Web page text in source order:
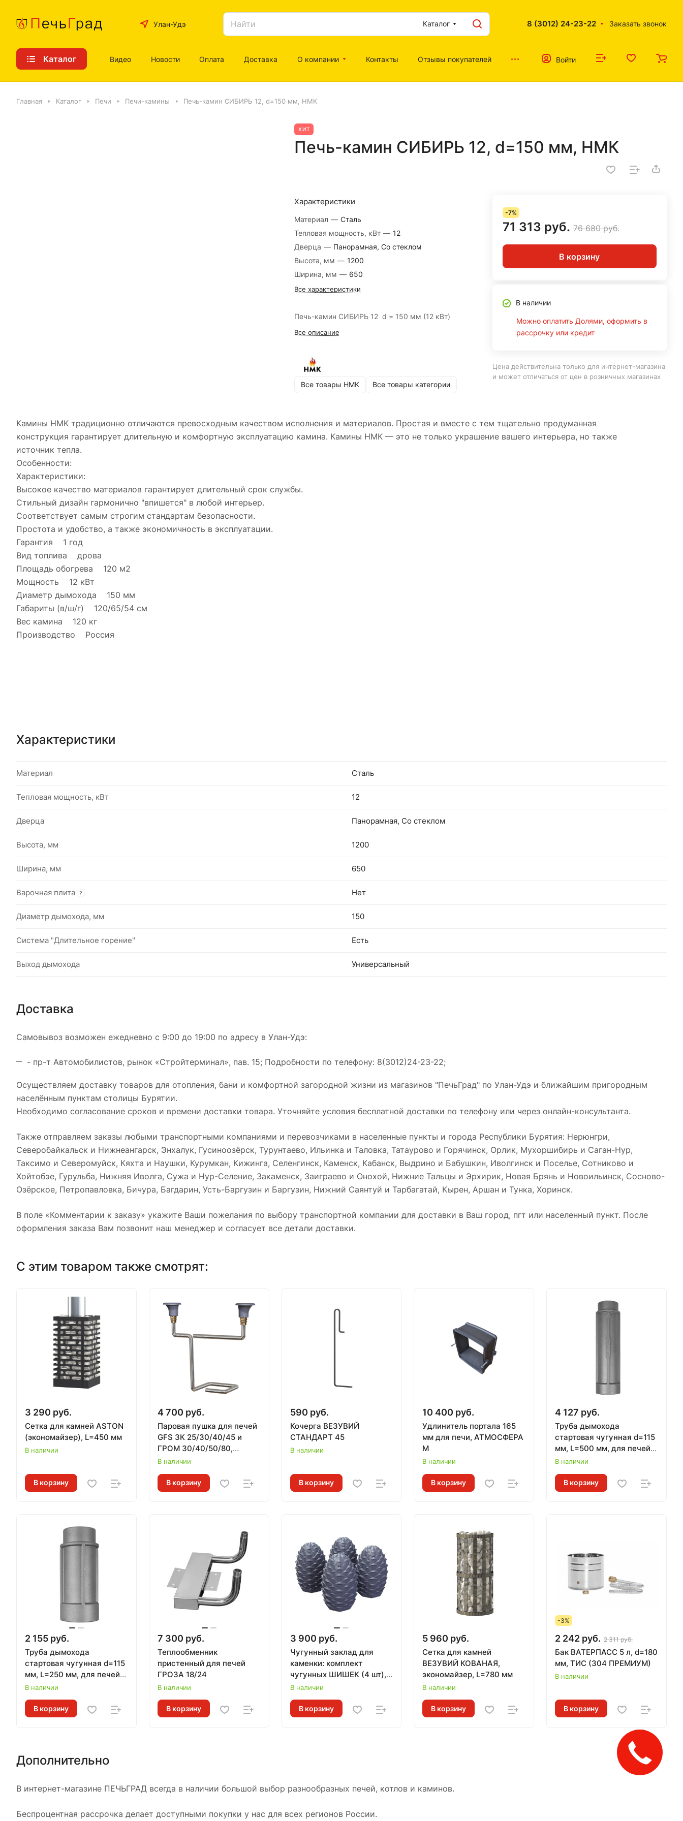
Улан-Удэ Каталог 8 (3012) 24-23-22 Заказать звонок
Каталог Видео Новости Оплата Доставка О компании Контакты Отзывы покупателей Войти
Главная Каталог Печи Печи-камины Печь-камин СИБИРЬ 12, d=150 мм, НМК
ХИТ
Печь-камин СИБИРЬ 12, d=150 мм, НМК
Характеристики
Материал — Сталь
Тепловая мощность, кВт — 12
Дверца — Панорамная, Со стеклом
Высота, мм — 1200
Ширина, мм — 650
Все характеристики
Печь-камин СИБИРЬ 12 d = 150 мм (12 кВт)
Все описание
Все товары НМК Все товары категории
-7%
71 313 руб. 76 680 руб.
В корзину
В наличии
Можно оплатить Долями, оформить в
рассрочку или кредит
Цена действительна только для интернет-магазина
и может отличаться от цен в розничных магазинах
Камины НМК традиционно отличаются превосходным качеством исполнения и материалов. Простая и вместе с тем тщательно продуманная
конструкция гарантирует длительную и комфортную эксплуатацию камина. Камины НМК — это не только украшение вашего интерьера, но также
источник тепла.
Особенности:
Характеристики:
Высокое качество материалов гарантирует длительный срок службы.
Стильный дизайн гармонично "впишется" в любой интерьер.
Соответствует самым строгим стандартам безопасности.
Простота и удобство, а также экономичность в эксплуатации.
Гарантия 1 год
Вид топлива дрова
Площадь обогрева 120 м2
Мощность 12 кВт
Диаметр дымохода 150 мм
Габариты (в/ш/г) 120/65/54 см
Вес камина 120 кг
Производство Россия
Характеристики
Материал Сталь
Тепловая мощность, кВт 12
Дверца Панорамная, Со стеклом
Высота, мм 1200
Ширина, мм 650
Варочная плита ? Нет
Диаметр дымохода, мм 150
Система "Длительное горение" Есть
Выход дымохода Универсальный
Доставка
Самовывоз возможен ежедневно с 9:00 до 19:00 по адресу в Улан-Удэ:
- пр-т Автомобилистов, рынок «Стройтерминал», пав. 15; Подробности по телефону: 8(3012)24-23-22;
Осуществляем доставку товаров для отопления, бани и комфортной загородной жизни из магазинов "ПечьГрад" по Улан-Удэ и ближайшим пригородным
населённым пунктам столицы Бурятии.
Необходимо согласование сроков и времени доставки товара. Уточняйте условия бесплатной доставки по телефону или через онлайн-консультанта.
Также отправляем заказы любыми транспортными компаниями и перевозчиками в населенные пункты и города Республики Бурятия: Нерюнгри,
Северобайкальск и Нижнеангарск, Энхалук, Гусиноозёрск, Турунтаево, Ильинка и Таловка, Татаурово и Горячинск, Орлик, Мухоршибирь и Саган-Нур,
Таксимо и Северомуйск, Кяхта и Наушки, Курумкан, Кижинга, Селенгинск, Каменск, Кабанск, Выдрино и Бабушкин, Иволгинск и Поселье, Сотниково и
Хойтобэе, Гурульба, Нижняя Иволга, Сужа и Нур-Селение, Закаменск, Заиграево и Онохой, Нижние Тальцы и Эрхирик, Новая Брянь и Новоильинск, Сосново-
Озёрское, Петропавловка, Бичура, Багдарин, Усть-Баргузин и Баргузин, Нижний Саянтуй и Тарбагатай, Кырен, Аршан и Тунка, Хоринск.
В поле «Комментарии к заказу» укажите Ваши пожелания по выбору транспортной компании для доставки в Ваш город, пгт или населенный пункт. После
оформления заказа Вам позвонит наш менеджер и согласует все детали доставки.
С этим товаром также смотрят:
3 290 руб.
Сетка для камней ASTON
(экономайзер), L=450 мм
В наличии
В корзину
4 700 руб.
Паровая пушка для печей
GFS ЗК 25/30/40/45 и
ГРОМ 30/40/50/80,
комплект УРАГАН,
В наличии
В корзину
590 руб.
Кочерга ВЕЗУВИЙ
СТАНДАРТ 45
В наличии
В корзину
10 400 руб.
Удлинитель портала 165
мм для печи, АТМОСФЕРА
М
В наличии
В корзину
4 127 руб.
Труба дымохода
стартовая чугунная d=115
мм, L=500 мм, для печей
ЛИТКОМ
В наличии
В корзину
2 155 руб.
Труба дымохода
стартовая чугунная d=115
мм, L=250 мм, для печей
ЛИТКОМ
В наличии
В корзину
7 300 руб.
Теплообменник
пристенный для печей
ГРОЗА 18/24
В наличии
В корзину
3 900 руб.
Чугунный заклад для
каменки: комплект
чугунных ШИШЕК (4 шт),
ГЕФЕСТ
В наличии
В корзину
5 960 руб.
Сетка для камней
ВЕЗУВИЙ КОВАНАЯ,
экономайзер, L=780 мм
В наличии
В корзину
-3%
2 242 руб. 2 311 руб.
Бак ВАТЕРПАСС 5 л, d=180
мм, ТИС (304 ПРЕМИУМ)
В наличии
В корзину
Дополнительно
В интернет-магазине ПЕЧЬГРАД всегда в наличии большой выбор разнообразных печей, котлов и каминов.
Беспроцентная рассрочка делает доступными покупки у нас для всех регионов России.